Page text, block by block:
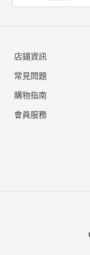
店鋪資訊
常見問題
購物指南
會員服務